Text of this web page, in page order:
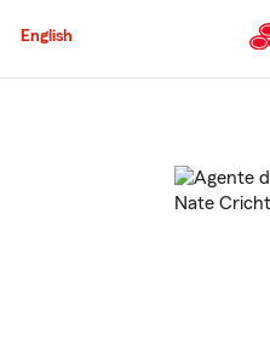
English